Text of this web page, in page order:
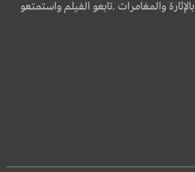
بالإثارة والمغامرات .تابعو الفيلم واستمتعو